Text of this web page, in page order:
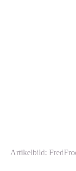
Artikelbild: